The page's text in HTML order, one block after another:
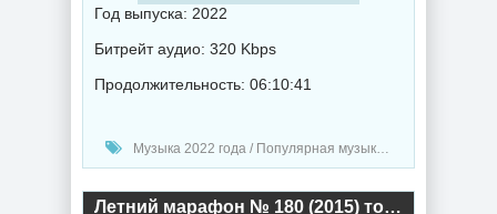
Год выпуска: 2022
Битрейт аудио: 320 Kbps
Продолжительность: 06:10:41
Музыка 2022 года / Популярная музыка / Хаус музыка / Транс музыка / Рэп - хип хоп музыка / Клипы - Концерты / Танцевальная музыка / Радио-Хиты / Радио-сборники
Летний марафон № 180 (2015) торрент